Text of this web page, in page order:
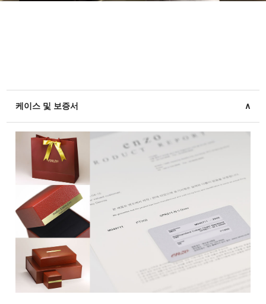
케이스 및 보증서 ∧